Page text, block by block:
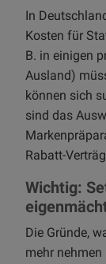
In
Kosten für
B. in einigen
Ausland)
können sich
sind das
Rabatt-
Wichtig:
Die Gründe,
mehr